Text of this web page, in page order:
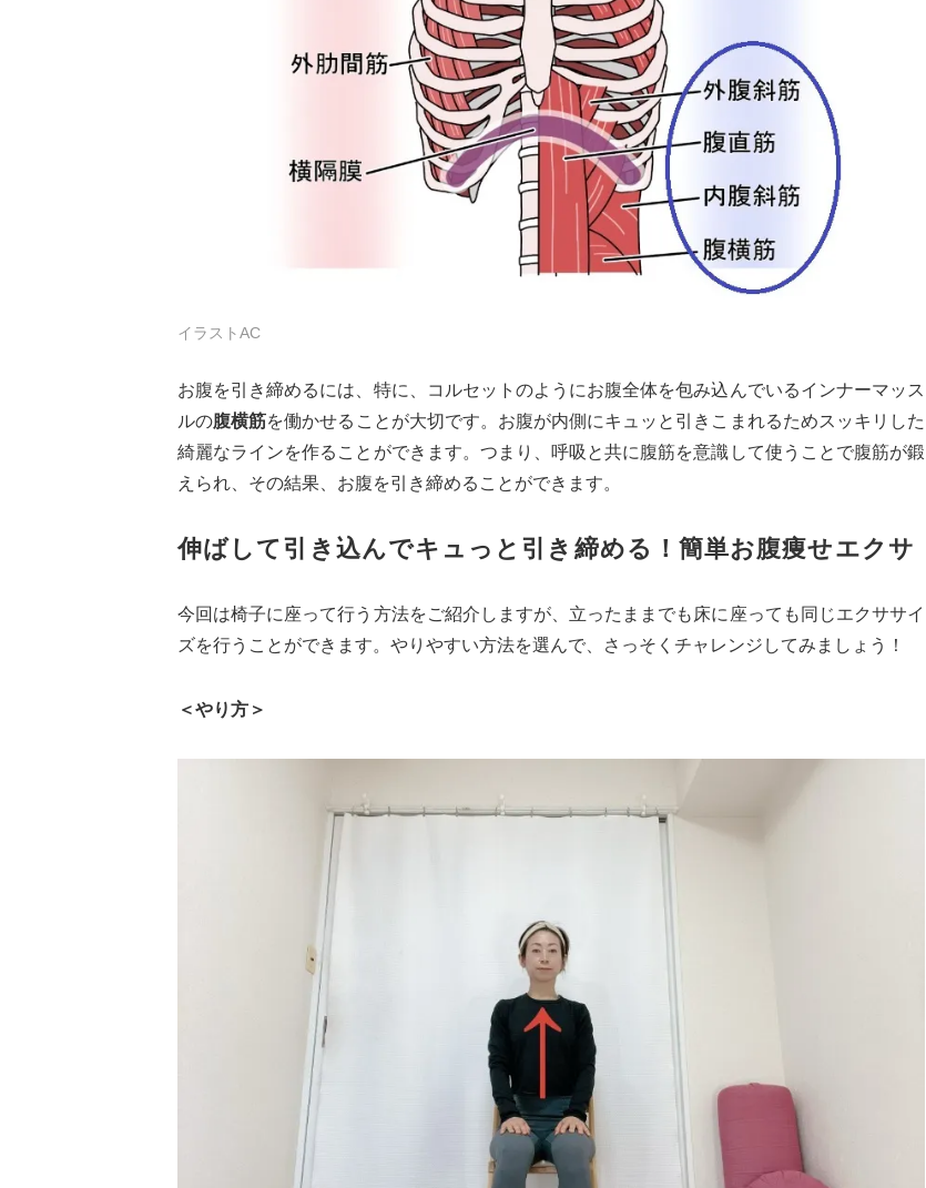
イラストAC
お腹を引き締めるには、特に、コルセットのようにお腹全体を包み込んでいるインナーマッス
ルの腹横筋を働かせることが大切です。お腹が内側にキュッと引きこまれるためスッキリした
綺麗なラインを作ることができます。つまり、呼吸と共に腹筋を意識して使うことで腹筋が鍛
えられ、その結果、お腹を引き締めることができます。
伸ばして引き込んでキュっと引き締める！簡単お腹痩せエクサ
今回は椅子に座って行う方法をご紹介しますが、立ったままでも床に座っても同じエクササイ
ズを行うことができます。やりやすい方法を選んで、さっそくチャレンジしてみましょう！
＜やり方＞